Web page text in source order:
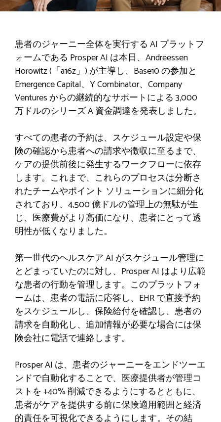
患者のジャーニー全体を実行する AI プラットフ
ォームである Prosper AI は本日、Andreessen
Horowitz (「a16z」) が主導し、Base10 の参加と
Emergence Capital、Y Combinator、Company
Ventures からの継続的なサポートによる 3,000
万ドルのシリーズ A 資金調達を発表しました。
すべての患者の予約は、スケジュール設定や保
険の確認から患者への請求や徴収に至るまで、
ケアの提供前後に発生するワークフローに依存
します。これまで、これらのプロセスは分断さ
れたチームやポイント ソリューションに細分化
されており、4,500 億ドルの管理上の無駄が生
じ、医療費がより高価になり、患者にとって透
明性が低くなりました。
第一世代のヘルスケア AI がスケジュール管理に
とどまっていたのに対し、Prosper AI はより広範
な患者の行動を管理します。このプラットフォ
ームは、患者の電話に応答し、EHR で直接予約
をスケジュールし、保険給付を確認し、患者の
請求を自動化し、追加情報が必要な場合には保
険会社に電話で連絡します。
Prosper AI は、患者のジャーニーをエンドツーエ
ンドで自動化することで、医療提供者が管理コ
ストを +40% 削減できるようにするとともに、
患者がケアを提供する前に保険適用範囲と経済
的責任を可視化できるようにします。その結